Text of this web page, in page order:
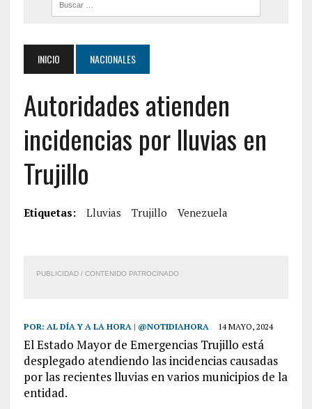
INICIO NACIONALES
Autoridades atienden
incidencias por lluvias en
Trujillo
Etiquetas: Lluvias Trujillo Venezuela
PUBLICIDAD / CONTENIDO PATROCINADO
POR: AL DÍA Y A LA HORA | @NOTIDIAHORA 14 MAYO, 2024
El Estado Mayor de Emergencias Trujillo está
desplegado atendiendo las incidencias causadas
por las recientes lluvias en varios municipios de la
entidad.